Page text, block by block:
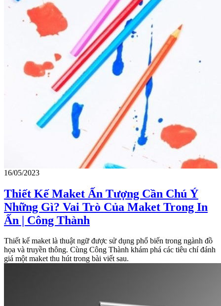
16/05/2023
Thiết Kế Maket Ấn Tượng Cần Chú Ý
Những Gì? Vai Trò Của Maket Trong In
Ấn | Công Thành
Thiết kế maket là thuật ngữ được sử dụng phổ biến trong ngành đồ
họa và truyền thông. Cùng Công Thành khám phá các tiêu chí đánh
giá một maket thu hút trong bài viết sau.